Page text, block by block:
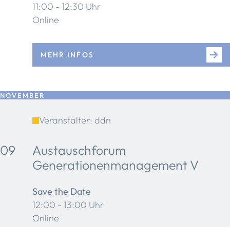
11:00 - 12:30 Uhr
Online
MEHR INFOS
NOVEMBER
Veranstalter: ddn
09
Austauschforum
Generationenmanagement V
Save the Date
12:00 - 13:00 Uhr
Online